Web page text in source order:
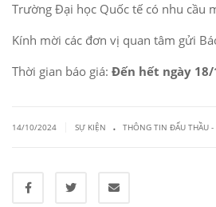
Trường Đại học Quốc tế có nhu cầu
Kính mời các đơn vị quan tâm gửi
Thời gian báo giá: Đến hết ngày 18/
14/10/2024 SỰ KIỆN . THÔNG TIN ĐẤU THẦU -